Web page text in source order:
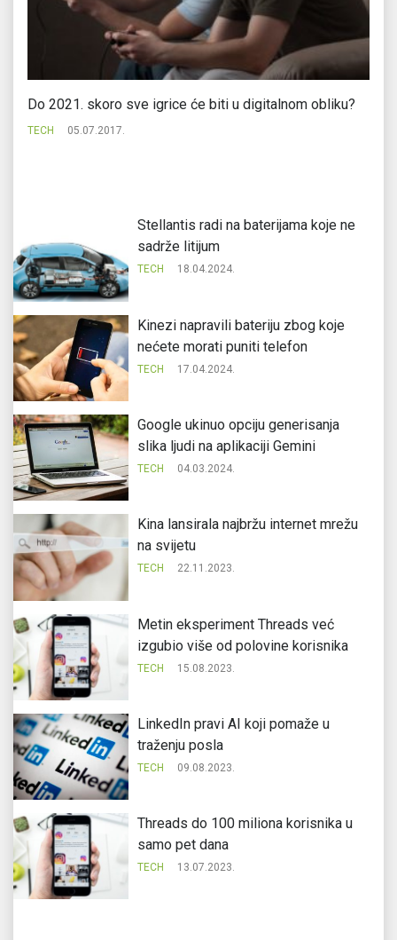
Do 2021. skoro sve igrice će biti u digitalnom obliku?
TECH 05.07.2017.
Stellantis radi na baterijama koje ne
sadrže litijum
TECH 18.04.2024.
Kinezi napravili bateriju zbog koje
nećete morati puniti telefon
TECH 17.04.2024.
Google ukinuo opciju generisanja
slika ljudi na aplikaciji Gemini
TECH 04.03.2024.
Kina lansirala najbržu internet mrežu
na svijetu
TECH 22.11.2023.
Metin eksperiment Threads već
izgubio više od polovine korisnika
TECH 15.08.2023.
LinkedIn pravi AI koji pomaže u
traženju posla
TECH 09.08.2023.
Threads do 100 miliona korisnika u
samo pet dana
TECH 13.07.2023.